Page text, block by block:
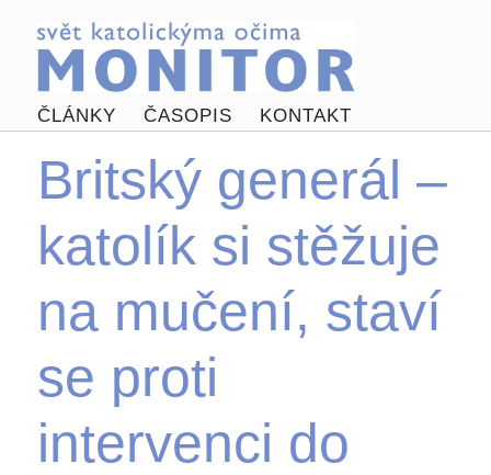
ČLÁNKY ČASOPIS KONTAKT
Britský generál –
katolík si stěžuje
na mučení, staví
se proti
intervenci do